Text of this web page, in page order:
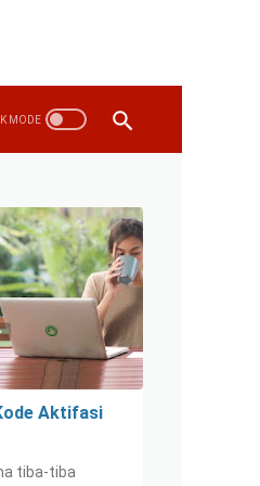
Aktifasi
tiba-tiba